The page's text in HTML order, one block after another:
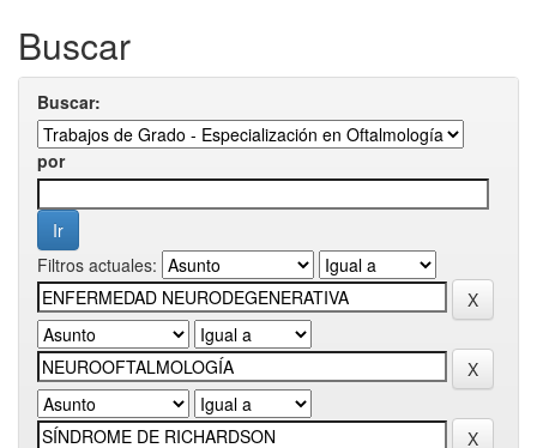
Buscar
Buscar:
por
Filtros actuales: